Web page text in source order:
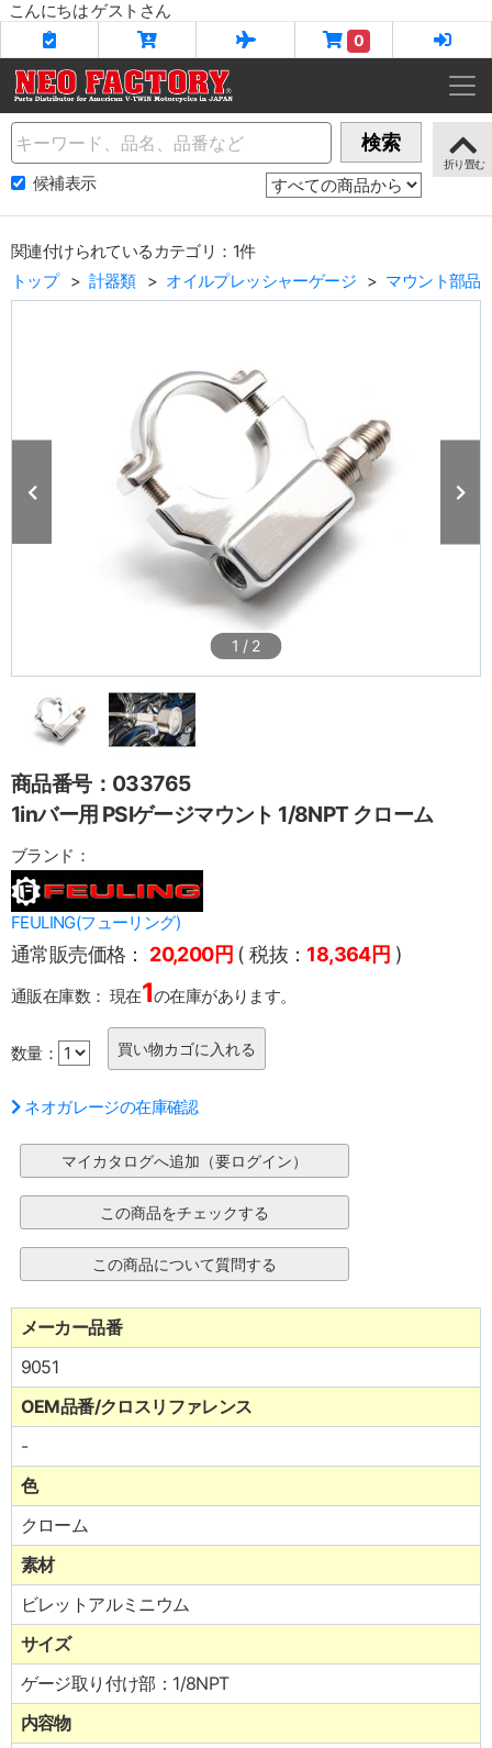
こんにちは ゲストさん
0
Name 検索
候補表示
関連付けられているカテゴリ：1件
トップ
計器類 オイルプレッシャーゲージ マウント部品
1 / 2
商品番号：033765
1inバー用 PSIゲージマウント 1/8NPT クローム
ブランド：
FEULING(フューリング)
通常販売価格： 20,200円 ( 税抜： 18,364円 )
通販在庫数： 現在1の在庫があります。
数量：
ネオガレージの在庫確認
メーカー品番
9051
OEM品番/クロスリファレンス
-
色
クローム
素材
ビレットアルミニウム
サイズ
ゲージ取り付け部：1/8NPT
内容物